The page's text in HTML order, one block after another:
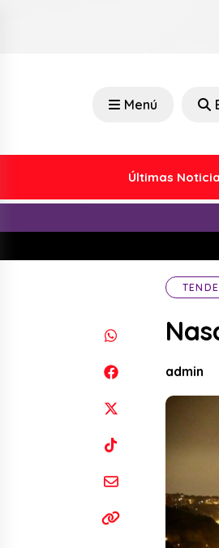
Menú
Últimas
admin